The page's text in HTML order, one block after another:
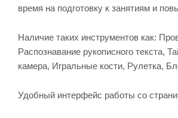
время на подготовку к занятиям и
Наличие таких инструментов как:
Распознавание рукописного текста,
камера, Игральные кости, Рулетка,
Удобный интерфейс работы со